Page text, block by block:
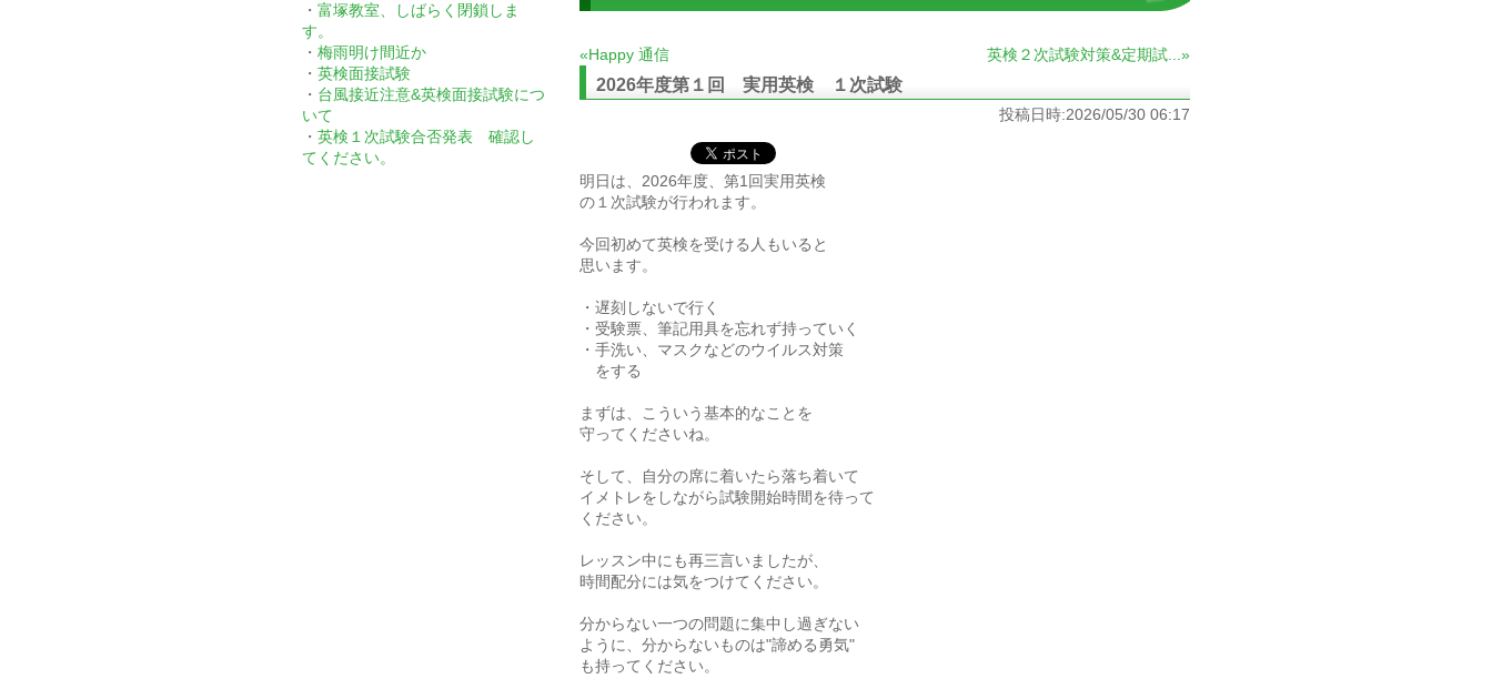
«Happy 通信 英検２次試験対策&定期試...»
2026年度第１回 実用英検 １次試験
投稿日時:2026/05/30 06:17
明日は、2026年度、第1回実用英検
の１次試験が行われます。
今回初めて英検を受ける人もいると
思います。
・遅刻しないで行く
・受験票、筆記用具を忘れず持っていく
・手洗い、マスクなどのウイルス対策
をする
まずは、こういう基本的なことを
守ってくださいね。
そして、自分の席に着いたら落ち着いて
イメトレをしながら試験開始時間を待って
ください。
レッスン中にも再三言いましたが、
時間配分には気をつけてください。
分からない一つの問題に集中し過ぎない
ように、分からないものは"諦める勇気"
も持ってください。
・ 富塚教室、しばらく閉鎖しま
す。
・ 梅雨明け間近か
・ 英検面接試験
・ 台風接近注意&英検面接試験につ
いて
・ 英検１次試験合否発表 確認し
てください。